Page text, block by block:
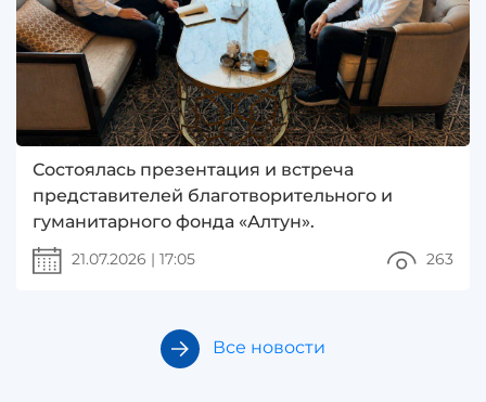
Состоялась презентация и встреча
представителей благотворительного и
гуманитарного фонда «Алтун».
21.07.2026 | 17:05 263
Все новости